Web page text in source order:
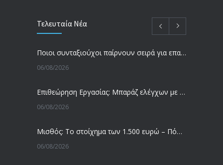
Τελευταία Νέα
Ποιοι συνταξιούχοι παίρνουν σειρά για επανυπολογισμό σύνταξης με αύξηση και αναδρομικά – Οι εκκρεμότητες ανά Ταμείο
06/08/2026
Επιθεώρηση Εργασίας: Μπαράζ ελέγχων με tablets και drones
06/08/2026
Μισθός: Το στοίχημα των 1.500 ευρώ – Πόσοι εργαζόμενοι παίρνουν αυτά τα χρήματα
06/08/2026